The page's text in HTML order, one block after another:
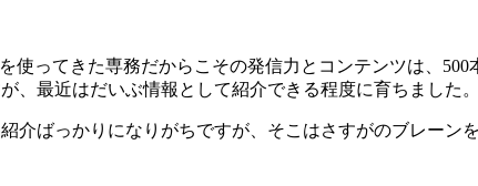
使ってきた専務だからこその発信力とコンテンツは、
、最近はだいぶ情報として紹介できる程度に育ちました。
介ばっかりになりがちですが、そこはさすがのブレー